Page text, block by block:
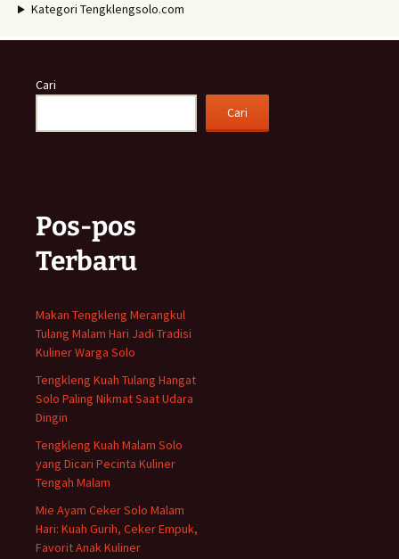
Kategori Tengklengsolo.com
Cari
Cari
Pos-pos
Terbaru
Makan Tengkleng Merangkul
Tulang Malam Hari Jadi Tradisi
Kuliner Warga Solo
Tengkleng Kuah Tulang Hangat
Solo Paling Nikmat Saat Udara
Dingin
Tengkleng Kuah Malam Solo
yang Dicari Pecinta Kuliner
Tengah Malam
Mie Ayam Ceker Solo Malam
Hari: Kuah Gurih, Ceker Empuk,
Favorit Anak Kuliner